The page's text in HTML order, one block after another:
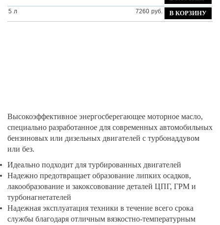
5 л 7260 руб.
Высокоэффективное энергосберегающее моторное масло,
специально разработанное для современных автомобильных
бензиновых или дизельных двигателей с турбонаддувом
или без.
Идеально подходит для турбированных двигателей
Надежно предотвращает образование липких осадков,
лакообразование и закоксовование деталей ЦПГ, ГРМ и
турбонагнетателей
Надежная эксплуатация техники в течение всего срока
службы благодаря отличным вязкостно-температурным